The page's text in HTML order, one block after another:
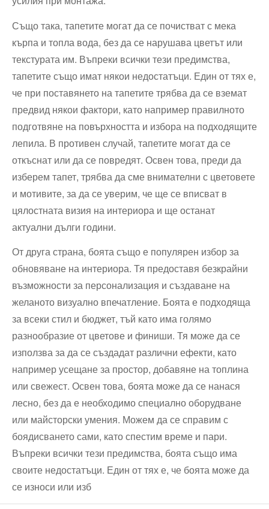
Също така, тапетите могат да се почистват с мека
кърпа и топла вода, без да се нарушава цветът или
текстурата им. Въпреки всички тези предимства,
тапетите също имат някои недостатъци. Един от тях е,
че при поставянето на тапетите трябва да се вземат
предвид някои фактори, като например правилното
подготвяне на повърхността и избора на подходящите
лепила. В противен случай, тапетите могат да се
откъснат или да се повредят. Освен това, преди да
изберем тапет, трябва да сме внимателни с цветовете
и мотивите, за да се уверим, че ще се вписват в
цялостната визия на интериора и ще останат
актуални дълги години.
От друга страна, боята също е популярен избор за
обновяване на интериора. Тя предоставя безкрайни
възможности за персонализация и създаване на
желаното визуално впечатление. Боята е подходяща
за всеки стил и бюджет, тъй като има голямо
разнообразие от цветове и финиши. Тя може да се
използва за да се създадат различни ефекти, като
например усещане за простор, добавяне на топлина
или свежест. Освен това, боята може да се нанася
лесно, без да е необходимо специално оборудване
или майсторски умения. Можем да се справим с
боядисването сами, като спестим време и пари.
Въпреки всички тези предимства, боята също има
своите недостатъци. Един от тях е, че боята може да
се износи или изб